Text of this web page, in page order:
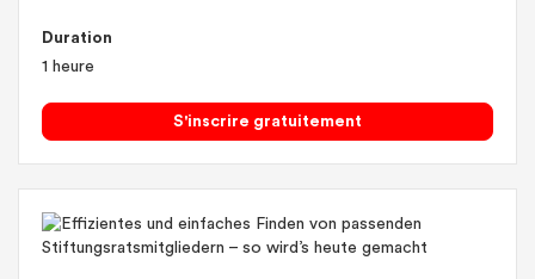
Duration
1 heure
S'inscrire gratuitement